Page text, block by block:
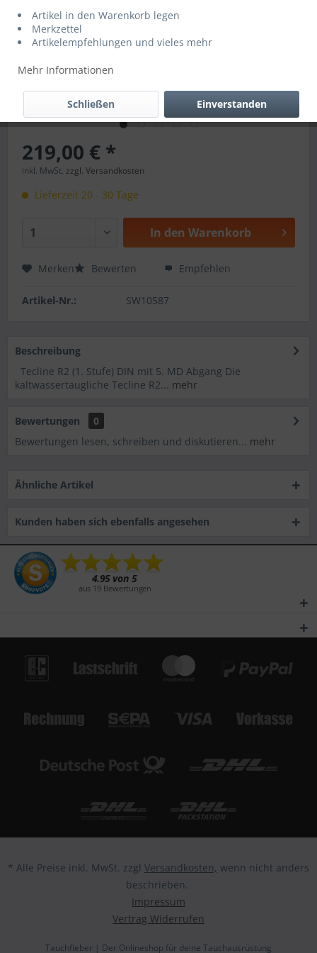
219,00 € *
inkl. MwSt. zzgl. Versandkosten
Lieferzeit 20 - 30 Tage
In den Warenkorb
Merken Bewerten Empfehlen
Artikel-Nr.: SW10587
Beschreibung
Tecline R2 (1. Stufe) DIN mit 5. MD Abgang Die
kaltwassertaugliche Tecline R2... mehr
Bewertungen
0
Bewertungen lesen, schreiben und diskutieren... mehr
Ähnliche Artikel
Kunden haben sich ebenfalls angesehen
* Alle Preise inkl. MwSt. zzgl Versandkosten, wenn nicht anders
beschrieben.
Impressum
Vertrag Widerrufen
Tauchfieber | Der Onlineshop für deine Tauchausrüstung
Artikel in den Warenkorb legen
Merkzettel
Artikelempfehlungen und vieles mehr
Mehr Informationen
Einverstanden
Schließen